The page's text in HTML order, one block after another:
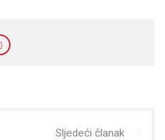
Sljedeći članak